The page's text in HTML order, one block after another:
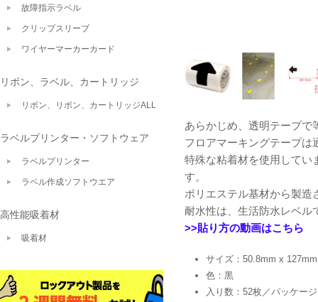
あらかじめ、透明テープで
フロアマーキングテープは
特殊な粘着材を使用してい
す。
ポリエステル基材から製造
耐水性は、生活防水レベル
>>貼り方の動画はこち
サイズ：50.8mm x
色：黒
入り数：52枚／パッケージ
故障指示ラベル
クリップスリーブ
ワイヤーマーカーカード
リボン、ラベル、カートリッジ
リボン、リボン、カートリッジALL
ラベルプリンター・ソフトウェア
ラベルプリンター
ラベル作成ソフトウエア
高性能吸着材
吸着材